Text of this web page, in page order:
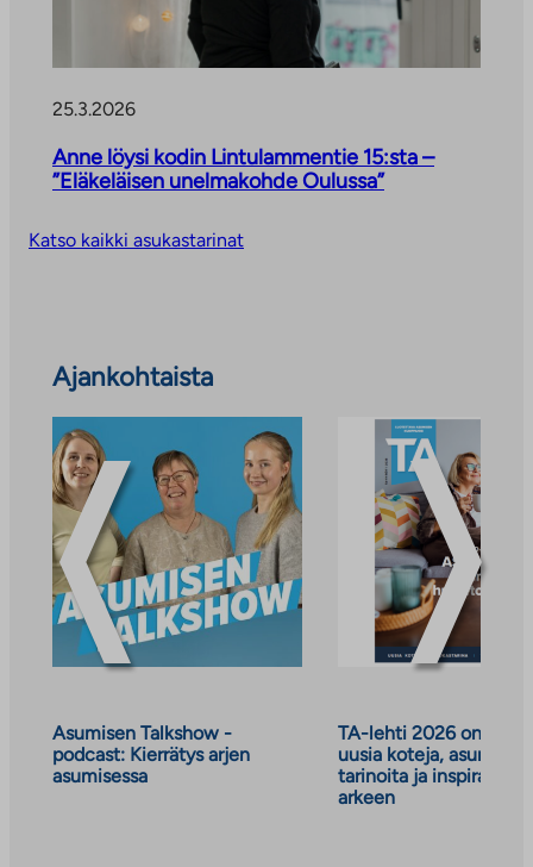
25.3.2026
Anne löysi kodin Lintulammentie 15:sta –
”Eläkeläisen unelmakohde Oulussa”
Katso kaikki asukastarinat
ajankohtaiset
ja
tiedotteet
Ajankohtaista
Asumisen Talkshow -
podcast: Kierrätys arjen
asumisessa
TA-lehti 2026 on
uusia koteja, asumisen
tarinoita ja
arkeen